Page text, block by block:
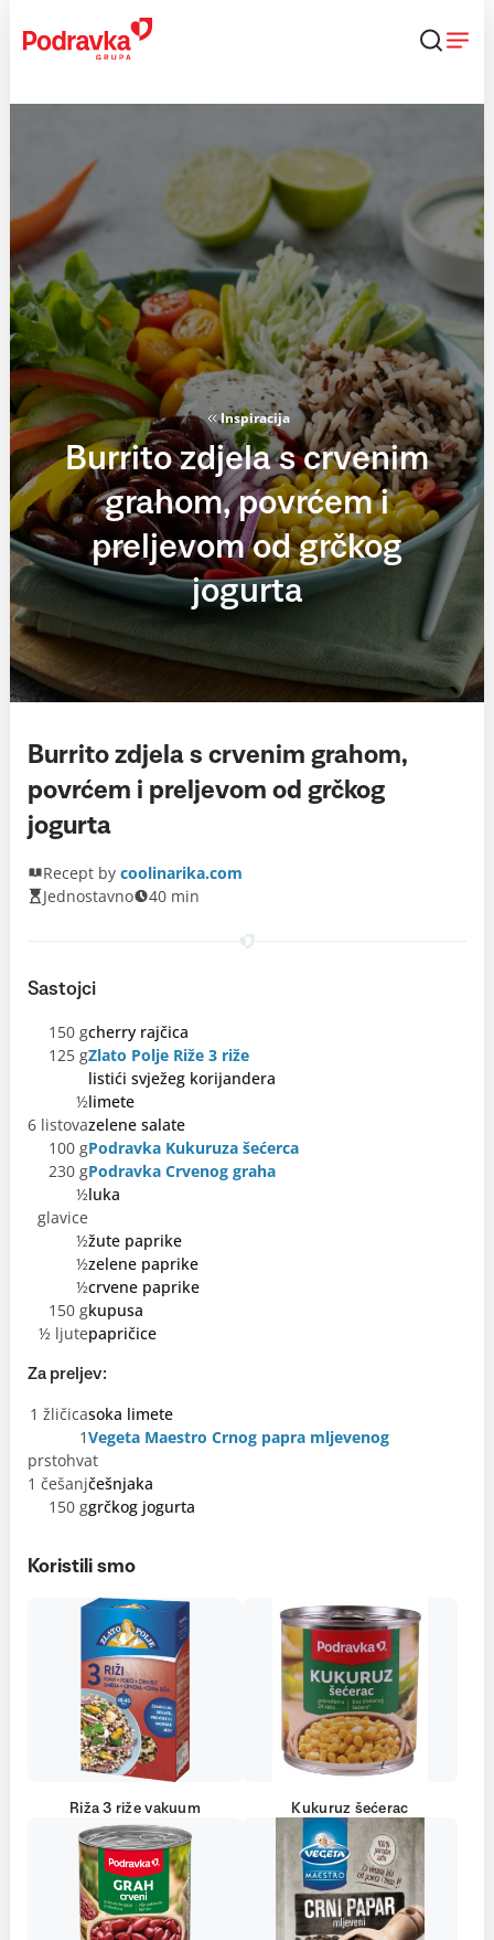
content
Inspiracija
Burrito zdjela s crvenim
grahom, povrćem i
preljevom od grčkog
jogurta
Burrito zdjela s crvenim grahom,
povrćem i preljevom od grčkog
jogurta
Recept by coolinarika.com
Jednostavno
40 min
Sastojci
150 gcherry rajčica
125 gZlato Polje Riže 3 riže
listići svježeg korijandera
½limete
6 listovazelene salate
100 gPodravka Kukuruza šećerca
230 gPodravka Crvenog graha
½
glavice
luka
½žute paprike
½zelene paprike
½crvene paprike
150 gkupusa
½ ljutepapričice
Za preljev:
1 žličicasoka limete
1
prstohvat
Vegeta Maestro Crnog papra mljevenog
1 češanjčešnjaka
150 ggrčkog jogurta
Koristili smo
Riža 3 riže vakuum Kukuruz šećerac